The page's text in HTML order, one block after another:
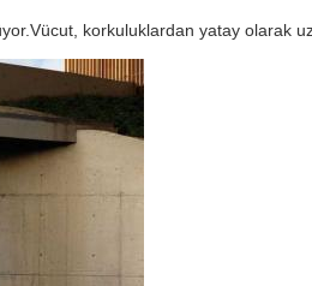
korkuluklardan yatay olarak